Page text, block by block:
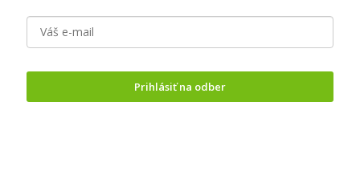
Prihlásiť na odber